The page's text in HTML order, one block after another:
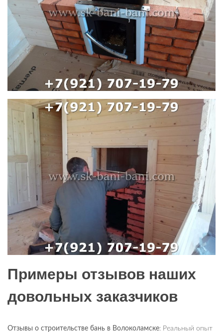
Примеры отзывов наших
довольных заказчиков
Отзывы о строительстве бань в Волоколамске: Реальный опыт